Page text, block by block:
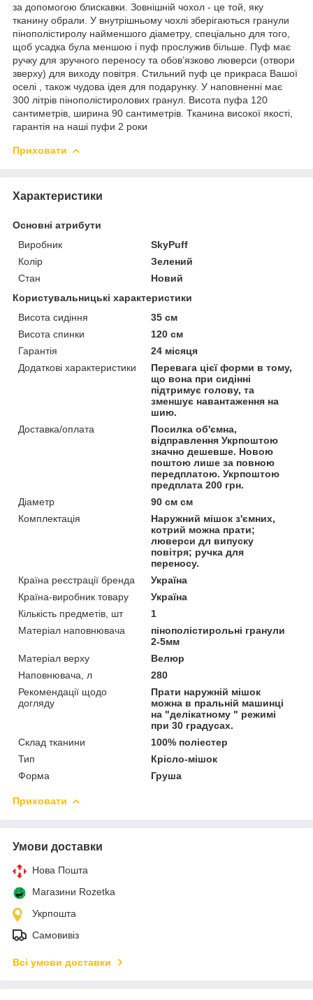
за допомогою блискавки. Зовнішній чохол - це той, яку
тканину обрали. У внутрішньому чохлі зберігаються гранули
пінополістиролу найменшого діаметру, спеціально для того,
щоб усадка була меншою і пуф прослужив більше. Пуф має
ручку для зручного переносу та обов’язково люверси (отвори
зверху) для виходу повітря. Стильний пуф це прикраса Вашої
оселі , також чудова ідея для подарунку. У наповненні має
300 літрів пінополістиролових гранул. Висота пуфа 120
сантиметрів, ширина 90 сантиметрів. Тканина високої якості,
гарантія на наші пуфи 2 роки
Приховати
Характеристики
Основні атрибути
Виробник
SkyPuff
Колір
Зелений
Стан
Новий
Користувальницькі характеристики
Висота сидіння
35 см
Висота спинки
120 см
Гарантія
24 місяця
Додаткові характеристики
Перевага цієї форми в тому,
що вона при сидінні
підтримує голову, та
зменшує навантаження на
шию.
Доставка/оплата
Посилка об'ємна,
відправлення Укрпоштою
значно дешевше. Новою
поштою лише за повною
передплатою. Укрпоштою
предплата 200 грн.
Діаметр
90 см см
Комплектація
Наружний мішок з'ємних,
котрий можна прати;
люверси дл випуску
повітря; ручка для
переносу.
Країна реєстрації бренда
Україна
Країна-виробник товару
Україна
Кількість предметів, шт
1
Матеріал наповнювача
пінополістирольні гранули
2-5мм
Матеріал верху
Велюр
Наповнювача, л
280
Рекомендації щодо
догляду
Прати наружній мішок
можна в пральній машинці
на "делікатному " режимі
при 30 градусах.
Склад тканини
100% поліестер
Тип
Крісло-мішок
Форма
Груша
Приховати
Умови доставки
Нова Пошта
Магазини Rozetka
Укрпошта
Самовивіз
Всі умови доставки